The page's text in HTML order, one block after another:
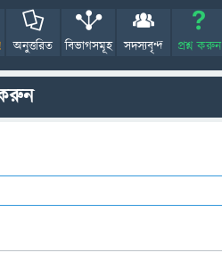
অনুত্তরিত বিভাগসমূহ সদস্যবৃন্দ প্রশ্ন করুন
করুন